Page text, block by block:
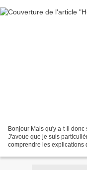
Bonjour Mais qu'y a-t-il
J'avoue que je suis
comprendre les explications